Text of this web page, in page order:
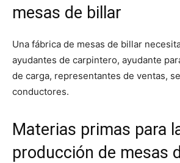
mesas de billar
Una fábrica de mesas de billar
ayudantes de carpintero, ayudante
de carga, representantes de ventas,
conductores.
Materias primas para
producción de mesas